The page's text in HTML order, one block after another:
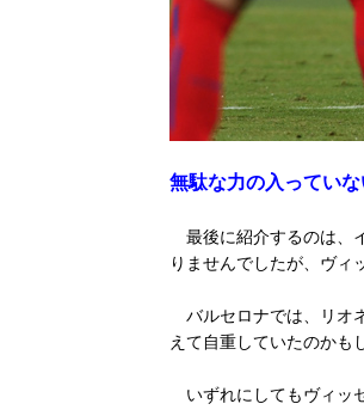
無駄な力の入ってい
最後に紹介するのは、
りませんでしたが、ヴィ
バルセロナでは、リオ
えて自重していたのかも
いずれにしてもヴィッ